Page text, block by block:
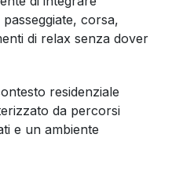
corsa,
di relax senza dover
residenziale
da percorsi
e un ambiente